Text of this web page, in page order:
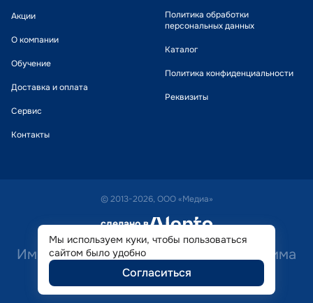
Акции
О компании
Обучение
Доставка и оплата
Сервис
Контакты
Политика обработки
персональных данных
Каталог
Политика конфиденциальности
Реквизиты
© 2013-2026, ООО «Медиа»
сделано в alente
Имеются противопоказания. Необходима
консультация специалиста.
Мы используем куки, чтобы пользоваться
сайтом было удобно
Согласиться